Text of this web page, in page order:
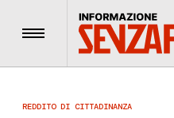
Menu
REDDITO DI CITTADINANZA